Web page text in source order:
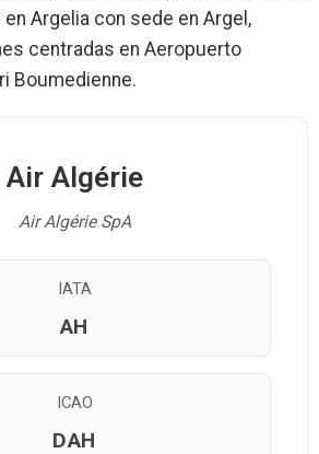
Argelia con sede en Argel,
centradas en Aeropuerto
Boumedienne.
Air Algérie
Air Algérie SpA
IATA
AH
ICAO
DAH